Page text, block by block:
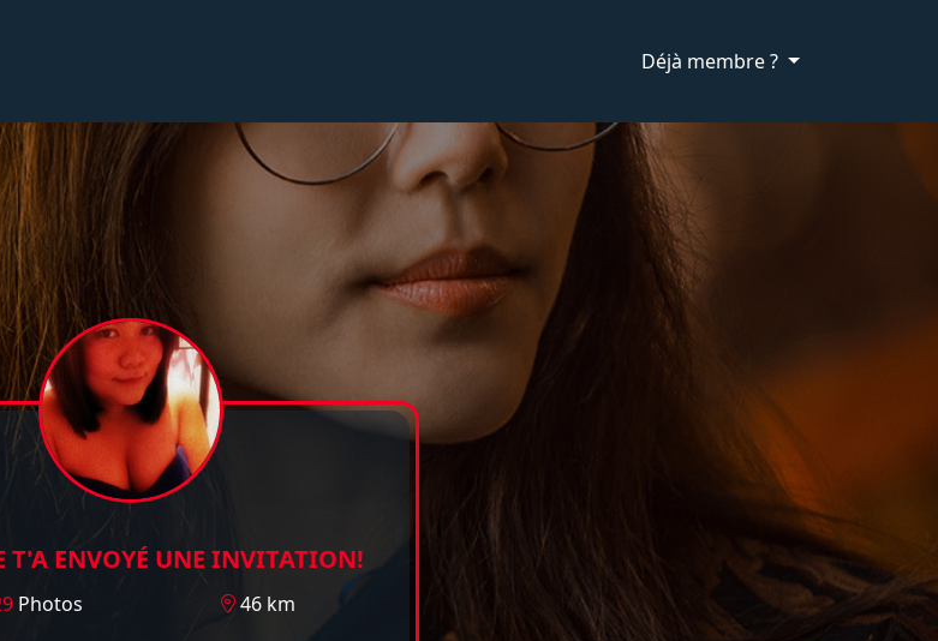
Déjà membre ?
T'A ENVOYÉ UNE INVITATION!
Photos 46 km